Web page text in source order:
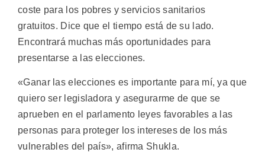
coste para los pobres y servicios sanitarios
gratuitos. Dice que el tiempo está de su lado.
Encontrará muchas más oportunidades para
presentarse a las elecciones.
«Ganar las elecciones es importante para mí, ya que
quiero ser legisladora y asegurarme de que se
aprueben en el parlamento leyes favorables a las
personas para proteger los intereses de los más
vulnerables del país», afirma Shukla.